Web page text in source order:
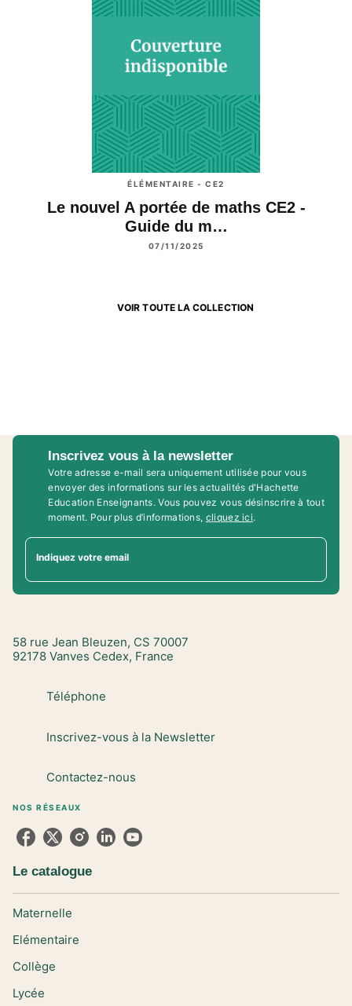
ÉLÉMENTAIRE - CE2
Le nouvel A portée de maths CE2 -
Guide du m…
07/11/2025
VOIR TOUTE LA COLLECTION
Inscrivez vous à la newsletter
Votre adresse e-mail sera uniquement utilisée pour vous
envoyer des informations sur les actualités d'Hachette
Education Enseignants. Vous pouvez vous désinscrire à tout
moment. Pour plus d’informations, cliquez ici.
Indiquez votre email
58 rue Jean Bleuzen, CS 70007
92178 Vanves Cedex, France
Téléphone
Inscrivez-vous à la Newsletter
Contactez-nous
NOS RÉSEAUX
Le catalogue
Maternelle
Elémentaire
Collège
Lycée